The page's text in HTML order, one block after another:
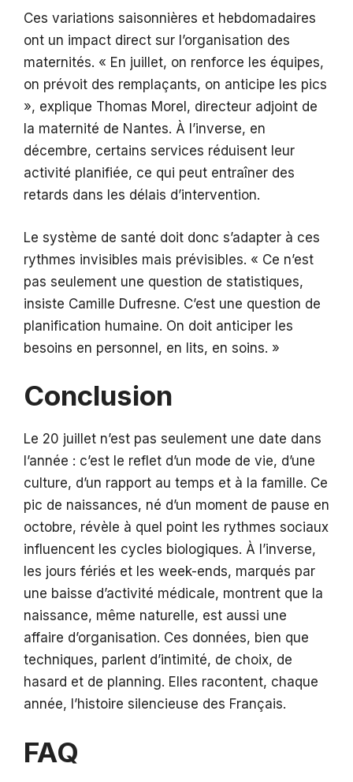
Ces variations saisonnières et hebdomadaires
ont un impact direct sur l’organisation des
maternités. « En juillet, on renforce les équipes,
on prévoit des remplaçants, on anticipe les pics
», explique Thomas Morel, directeur adjoint de
la maternité de Nantes. À l’inverse, en
décembre, certains services réduisent leur
activité planifiée, ce qui peut entraîner des
retards dans les délais d’intervention.
Le système de santé doit donc s’adapter à ces
rythmes invisibles mais prévisibles. « Ce n’est
pas seulement une question de statistiques,
insiste Camille Dufresne. C’est une question de
planification humaine. On doit anticiper les
besoins en personnel, en lits, en soins. »
Conclusion
Le 20 juillet n’est pas seulement une date dans
l’année : c’est le reflet d’un mode de vie, d’une
culture, d’un rapport au temps et à la famille. Ce
pic de naissances, né d’un moment de pause en
octobre, révèle à quel point les rythmes sociaux
influencent les cycles biologiques. À l’inverse,
les jours fériés et les week-ends, marqués par
une baisse d’activité médicale, montrent que la
naissance, même naturelle, est aussi une
affaire d’organisation. Ces données, bien que
techniques, parlent d’intimité, de choix, de
hasard et de planning. Elles racontent, chaque
année, l’histoire silencieuse des Français.
FAQ